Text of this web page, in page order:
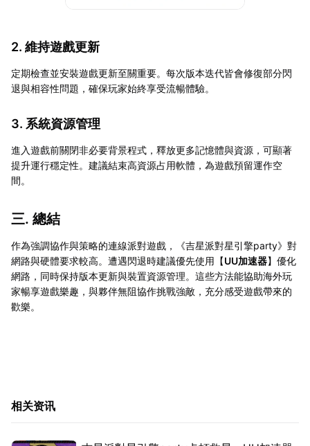
2. 維持遊戲更新
定期檢查並安裝遊戲更新至關重要。每次版本迭代皆會修復部分閃
退與相容性問題，確保玩家始終享受流暢體驗。
3. 系統資源管理
進入遊戲前關閉非必要背景程式，釋放更多記憶體與資源，可顯著
提升運行穩定性。建議結束高資源占用軟體，為遊戲預留運作空
間。
三. 總結
作為強調協作與策略的連線派對遊戲，《吉星派對星引擎party》對
網路與硬體要求較高。遭遇閃退時建議優先使用【UU加速器】優化
網路，同時保持版本更新與裝置資源管理。這些方法能協助海外玩
家暢享遊戲樂趣，與夥伴無阻協作挑戰強敵，充分感受遊戲帶來的
歡樂。
相关资讯